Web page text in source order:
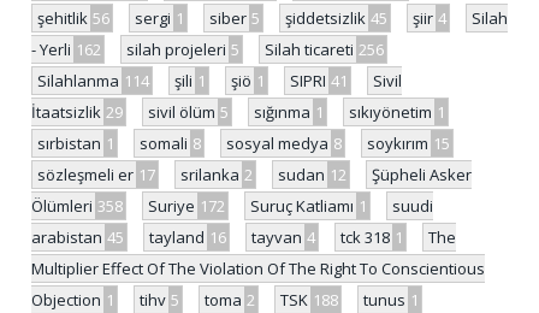
şehitlik 56 sergi 1 siber 5 şiddetsizlik 45 şiir 4
Silah
- Yerli 162 silah projeleri 5 Silah ticareti 256
Silahlanma 114 şili 1 şiö 1 SIPRI 41
Sivil
İtaatsizlik 29 sivil ölüm 5 sığınma 1 sıkıyönetim 1
sırbistan 1 somali 8 sosyal medya 8 soykırım 15
sözleşmeli er 17 srilanka 2 sudan 12
Şüpheli Asker
Ölümleri 358 Suriye 172 Suruç Katliamı 1
suudi
arabistan 45 tayland 16 tayvan 4 tck 318 1
The
Multiplier Effect Of The Violation Of The Right To Conscientious
Objection 1 tihv 5 toma 2 TSK 188 tunus 1